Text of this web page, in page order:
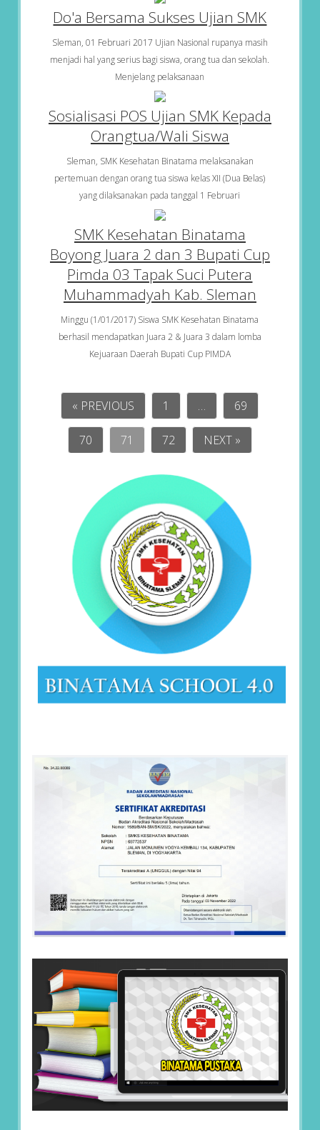
Do'a Bersama Sukses Ujian SMK
Sleman, 01 Februari 2017 Ujian Nasional rupanya masih
menjadi hal yang serius bagi siswa, orang tua dan sekolah.
Menjelang pelaksanaan
Sosialisasi POS Ujian SMK Kepada
Orangtua/Wali Siswa
Sleman, SMK Kesehatan Binatama melaksanakan
pertemuan dengan orang tua siswa kelas XII (Dua Belas)
yang dilaksanakan pada tanggal 1 Februari
SMK Kesehatan Binatama
Boyong Juara 2 dan 3 Bupati Cup
Pimda 03 Tapak Suci Putera
Muhammadyah Kab. Sleman
Minggu (1/01/2017) Siswa SMK Kesehatan Binatama
berhasil mendapatkan Juara 2 & Juara 3 dalam lomba
Kejuaraan Daerah Bupati Cup PIMDA
« PREVIOUS 1 … 69
70 71 72 NEXT »